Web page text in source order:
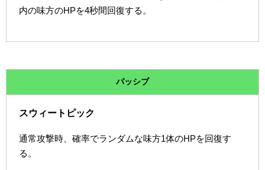
内の味方のHPを4秒間回復する。
パッシブ
スウィートピック
通常攻撃時、確率でランダムな味方1体のHPを回復す
る。